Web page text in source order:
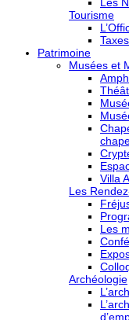
Tourisme
Patrimoine
Musées et
Villa
Les
Les
Archéologie